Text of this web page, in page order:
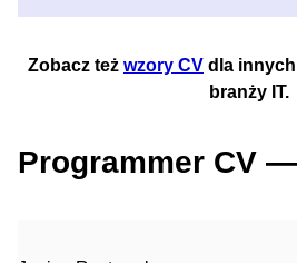
Zobacz też wzory CV dla
branży IT.
Programmer CV